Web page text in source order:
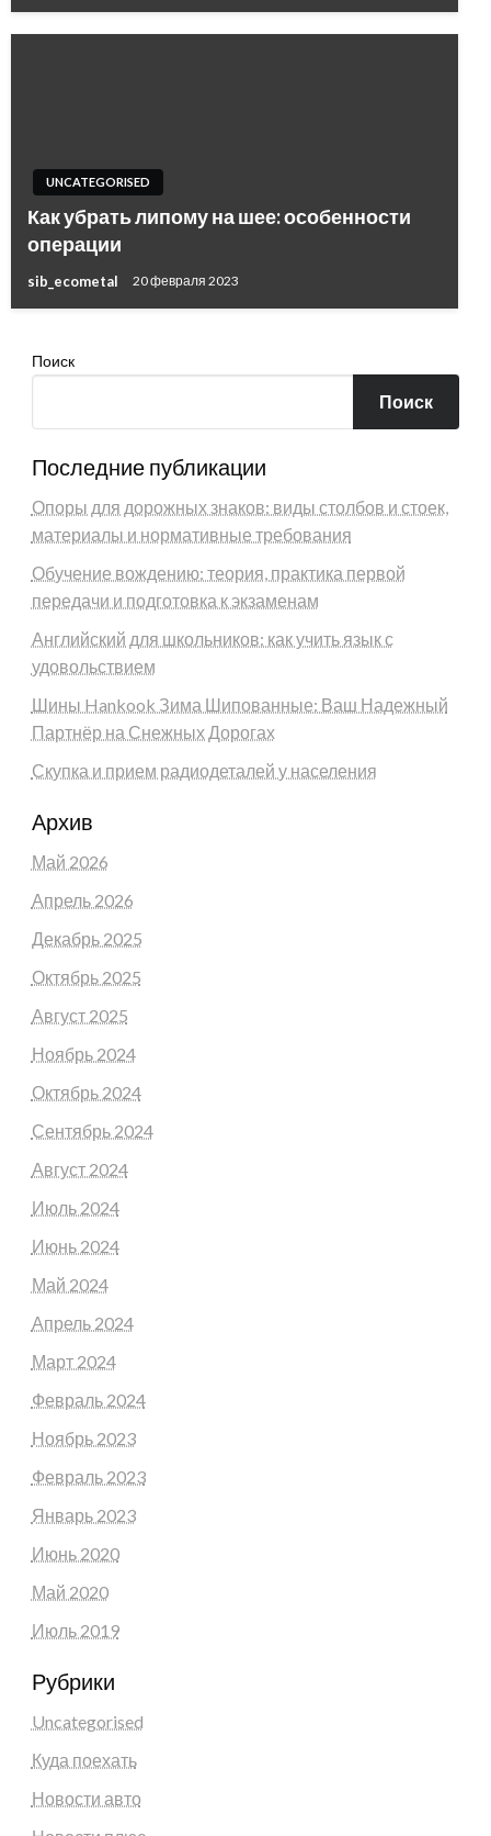
UNCATEGORISED
Как убрать липому на шее: особенности
операции
sib_ecometal 20 февраля 2023
Поиск
Поиск
Последние публикации
Опоры для дорожных знаков: виды столбов и стоек,
материалы и нормативные требования
Обучение вождению: теория, практика первой
передачи и подготовка к экзаменам
Английский для школьников: как учить язык с
удовольствием
Шины Hankook Зима Шипованные: Ваш Надежный
Партнёр на Снежных Дорогах
Скупка и прием радиодеталей у населения
Архив
Май 2026
Апрель 2026
Декабрь 2025
Октябрь 2025
Август 2025
Ноябрь 2024
Октябрь 2024
Сентябрь 2024
Август 2024
Июль 2024
Июнь 2024
Май 2024
Апрель 2024
Март 2024
Февраль 2024
Ноябрь 2023
Февраль 2023
Январь 2023
Июнь 2020
Май 2020
Июль 2019
Рубрики
Uncategorised
Куда поехать
Новости авто